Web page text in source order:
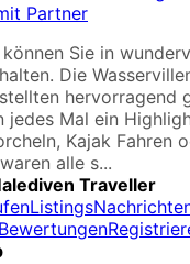
Partner
Sie in
Die
hervorragend
jedes Mal ein
Kajak Fahren
alle s...
Traveller
Listings
Bewertungen